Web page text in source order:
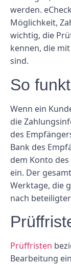
werden.
Möglichkeit,
wichtig, die
kennen, die
sind.
So
Wenn ein
die
des
Bank des
dem Konto
ein. Der
Werktage, die
nach
Prüffristen
Bearbeitung